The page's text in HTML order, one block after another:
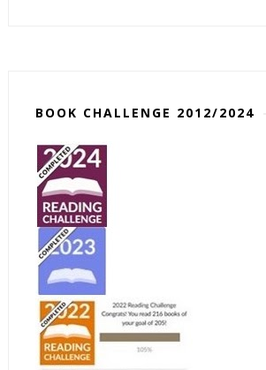
BOOK CHALLENGE 2012/2024